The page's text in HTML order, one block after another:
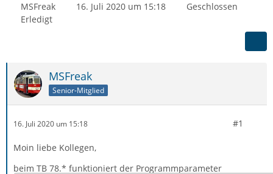
MSFreak 16. Juli 2020 um 15:18
Geschlossen
Erledigt
MSFreak
Senior-Mitglied
16. Juli 2020 um 15:18 #1
Moin liebe Kollegen,
beim TB 78.* funktioniert der Programmparameter